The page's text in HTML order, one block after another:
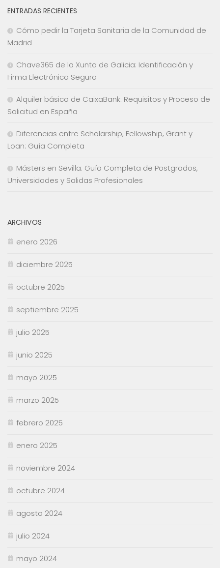
ENTRADAS RECIENTES
Cómo pedir la Tarjeta Sanitaria de la Comunidad de
Madrid
Chave365 de la Xunta de Galicia: Identificación y
Firma Electrónica Segura
Alquiler básico de CaixaBank: Requisitos y Proceso de
Solicitud en España
Diferencias entre Scholarship, Fellowship, Grant y
Loan: Guía Completa
Másters en Sevilla: Guía Completa de Postgrados,
Universidades y Salidas Profesionales
ARCHIVOS
enero 2026
diciembre 2025
octubre 2025
septiembre 2025
julio 2025
junio 2025
mayo 2025
marzo 2025
febrero 2025
enero 2025
noviembre 2024
octubre 2024
agosto 2024
julio 2024
mayo 2024